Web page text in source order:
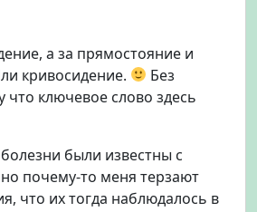
а за прямостояние и
кривосидение.
Без
ключевое слово здесь
были известны с
почему-то меня терзают
что их тогда наблюдалось в